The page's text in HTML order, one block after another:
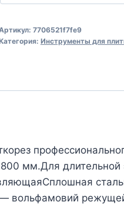
7706521f7fe9
Инструменты для
мм.Для длительной